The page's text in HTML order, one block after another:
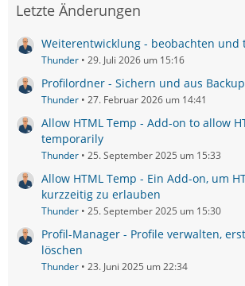
Letzte Änderungen
Weiterentwicklung - beobachten und
Thunder 29. Juli 2026 um 15:16
Profilordner - Sichern und aus
Thunder 27. Februar 2026 um 14:41
Allow HTML Temp - Add-on to allow
temporarily
Thunder 25. September 2025 um 15:33
Allow HTML Temp - Ein Add-on, um
kurzzeitig zu erlauben
Thunder 25. September 2025 um 15:30
Profil-Manager - Profile verwalten,
löschen
Thunder 23. Juni 2025 um 22:34